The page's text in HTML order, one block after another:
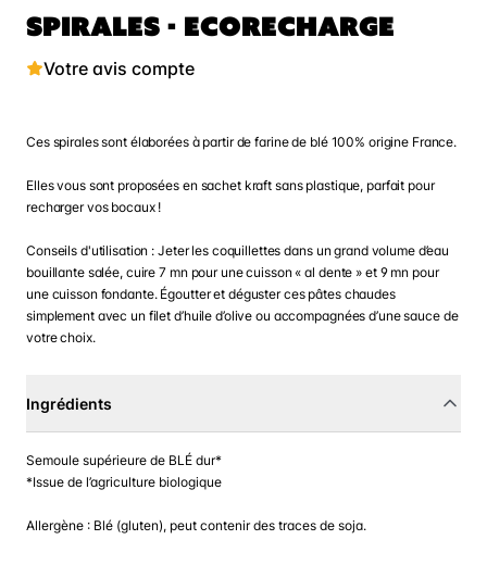
SPIRALES - ECORECHARGE
Votre avis compte
Ces spirales sont élaborées à partir de farine de blé 100% origine France.
Elles vous sont proposées en sachet kraft sans plastique, parfait pour
recharger vos bocaux !
Conseils d'utilisation : Jeter les coquillettes dans un grand volume d’eau
bouillante salée, cuire 7 mn pour une cuisson « al dente » et 9 mn pour
une cuisson fondante. Égoutter et déguster ces pâtes chaudes
simplement avec un filet d’huile d’olive ou accompagnées d’une sauce de
votre choix.
Ingrédients
Semoule supérieure de BLÉ dur*
*Issue de l’agriculture biologique
Allergène : Blé (gluten), peut contenir des traces de soja.